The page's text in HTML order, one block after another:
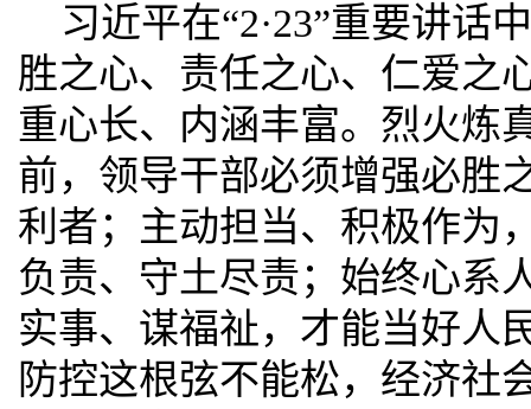
习近平在“2·23”重要讲话
胜之心、责任之心、仁爱之
重心长、内涵丰富。烈火炼
前，领导干部必须增强必胜
利者；主动担当、积极作为
负责、守土尽责；始终心系
实事、谋福祉，才能当好人
防控这根弦不能松，经济社